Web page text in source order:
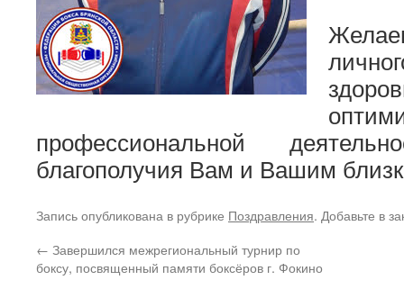
профессиональной
благополучия Вам и Вашим
Запись опубликована в рубрике Поздравления. Добавьте в
← Завершился межрегиональный турнир по
боксу, посвященный памяти боксёров г. Фокино